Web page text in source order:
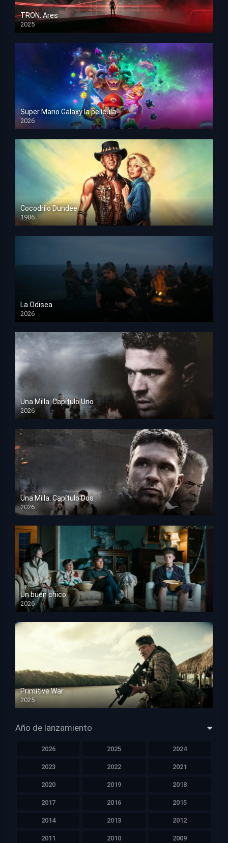
TRON: Ares
2025
HD 1080p
Super Mario Galaxy la película
2026
HD 1080p
Cocodrilo Dundee
1986
HD 1080p
La Odisea
2026
TS Screener
Una Milla: Capítulo Uno
2026
HD 1080p
Una Milla: Capítulo Dos
2026
HD 1080p
Un buen chico
2026
HD 1080p
Primitive War
2025
HD 1080p
Año de lanzamiento
2026 2025 2024
2023 2022 2021
2020 2019 2018
2017 2016 2015
2014 2013 2012
2011 2010 2009